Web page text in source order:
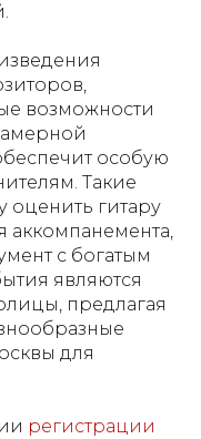
возможности
особую
Такие
оценить гитару
аккомпанемента,
с богатым
являются
предлагая
для
регистрации